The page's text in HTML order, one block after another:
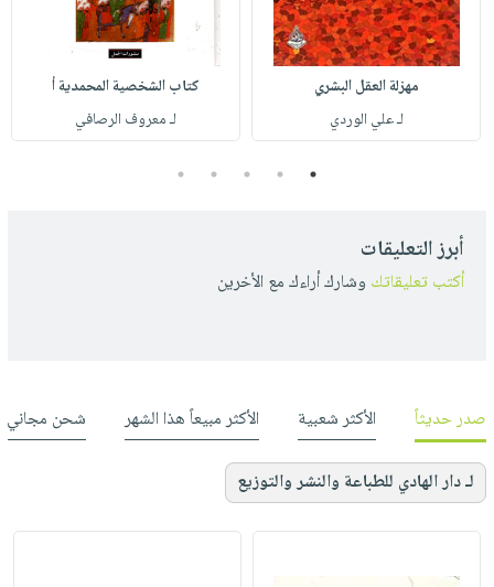
مهزلة العقل البشري
لـ علي الوردي
كتاب الشخصية المحمدية أ
لـ معروف الرصافي
1
2
3
4
5
أبرز التعليقات
أكتب تعليقاتك وشارك أراءك مع الأخرين
صدر حديثاً الأكثر شعبية الأكثر مبيعاً هذا الشهر شحن مجاني
لـ دار الهادي للطباعة والنشر والتوزيع